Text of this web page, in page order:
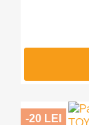
-20 LEI